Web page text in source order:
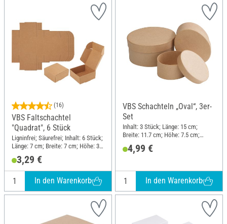
(16)
VBS Faltschachtel
"Quadrat", 6 Stück
Ligninfrei; Säurefrei; Inhalt: 6 Stück;
Länge: 7 cm; Breite: 7 cm; Höhe: 3
3,29 €
In den Warenkorb
VBS Schachteln „Oval“, 3er-
Set
Inhalt: 3 Stück; Länge: 15 cm;
Breite: 11.7 cm; Höhe: 7.5 cm;
4,99 €
In den Warenkorb